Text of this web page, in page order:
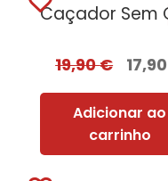
19,90€ 17,90
Adicionar ao
carrinho